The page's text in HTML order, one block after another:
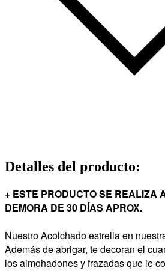
Detalles del producto:
+ ESTE PRODUCTO SE REALIZA
DEMORA DE 30 DÍAS APROX.
Nuestro Acolchado estrella en
Además de abrigar, te decoran el
los almohadones y frazadas que le